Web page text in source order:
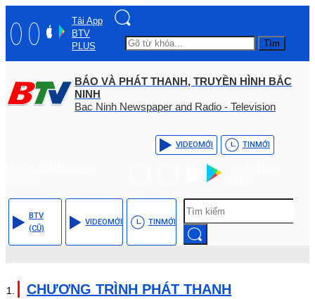
Tải App
BTV
PLUS
Tìm
BÁO VÀ PHÁT THANH, TRUYỀN HÌNH BẮC
NINH
Bac Ninh Newspaper and Radio - Television
VIDEOMỚI TINMỚI
BTV
(CŨ)
VIDEOMỚI TINMỚI
CHƯƠNG TRÌNH PHÁT THANH